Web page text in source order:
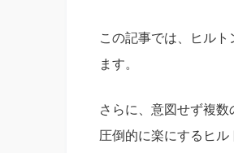
この記事では、ヒル
ます。
さらに、意図せず複
圧倒的に楽にするヒル